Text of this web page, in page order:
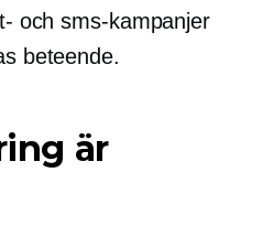
och sms-kampanjer
beteende.
är